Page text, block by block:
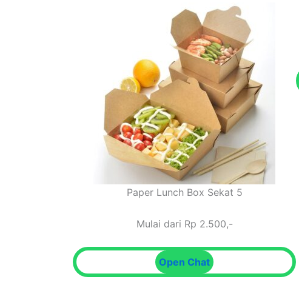
Paper Lunch Box Sekat 5
Mulai dari Rp 2.500,-
Open Chat